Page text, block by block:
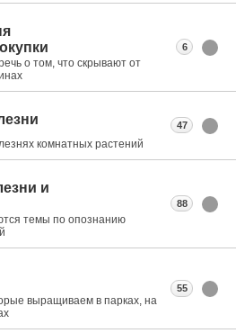
о том, что скрывают от
6
комнатных растений
47
и
темы по опознанию
88
выращиваем в парках, на
55